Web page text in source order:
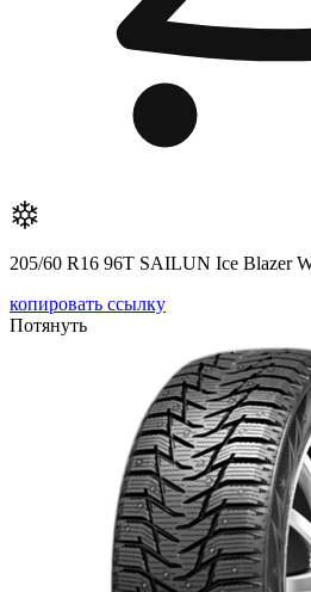
205/60 R16 96T SAILUN Ice Blazer
копировать ссылку
Потянуть